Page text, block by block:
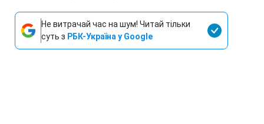
Не витрачай час на шум! Читай тільки
суть з РБК-Україна у Google